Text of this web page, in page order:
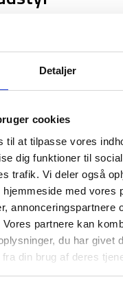
Detaljer
cookies
til at tilpasse vores
dig funktioner til
trafik. Vi deler også
med vores
annonceringspartnere
partnere kan
du har givet
din brug af deres
CloudPad -
- Hammock incl.
- Keen Hyperport H2 -
- Essentials